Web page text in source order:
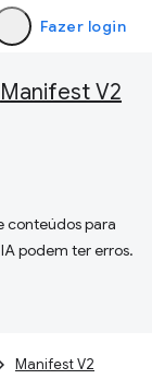
Fazer login
Manifest V2
conteúdos para
podem ter erros.
Manifest V2